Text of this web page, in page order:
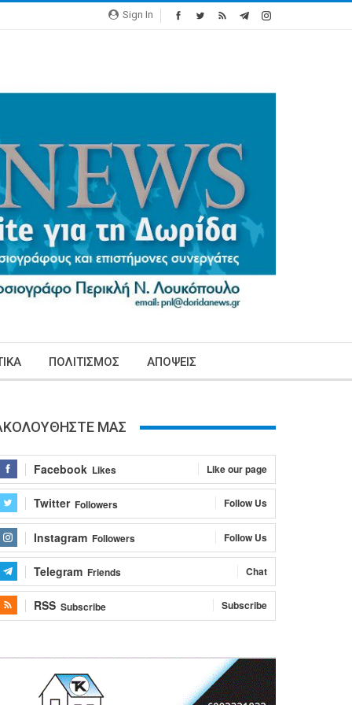
Sign In
ΠΟΛΙΤΙΣΜΟΣ ΑΠΟΨΕΙΣ
ΜΑΣ
Facebook Likes Like our page
Twitter Followers Follow Us
Instagram Followers Follow Us
Telegram Friends Chat
RSS Subscribe Subscribe